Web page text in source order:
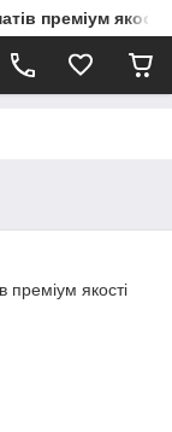
преміум
якості